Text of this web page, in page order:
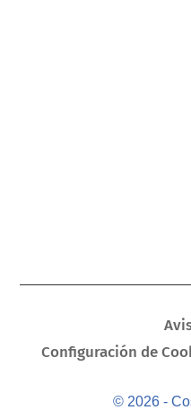
Configuración de
© 2026 -